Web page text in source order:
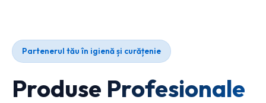
Partenerul tău în igienă și curățenie
Produse Profesionale